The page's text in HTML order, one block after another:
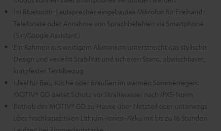
Im Bluetooth-Lautsprecher eingebautes Mikrofon für Freihand-
Telefonate oder Annahme von Sprachbefehlen via Smartphone
(Siri/Google Assistant)
Ein Rahmen aus wertigem Aluminium unterstreicht das stylische
Design und verleiht Stabilität und sicheren Stand, abwischbarer,
kratzfester Textilbezug
Ideal für Bad, Küche oder draußen im warmen Sommerregen:
MOTIV® GO bietet Schutz vor Strahlwasser nach IPX5-Norm
Betrieb des MOTIV® GO zu Hause über Netzteil oder unterwegs
über hochkapazitiven Lithium-Ionen-Akku mit bis zu 16 Stunden